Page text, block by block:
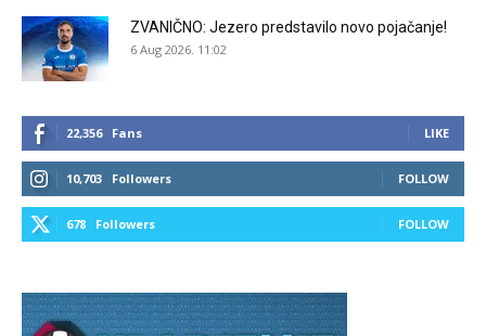
ZVANIČNO: Jezero predstavilo novo pojačanje!
6 Aug 2026. 11:02
22,356 Fans LIKE
10,703 Followers FOLLOW
678 Followers FOLLOW